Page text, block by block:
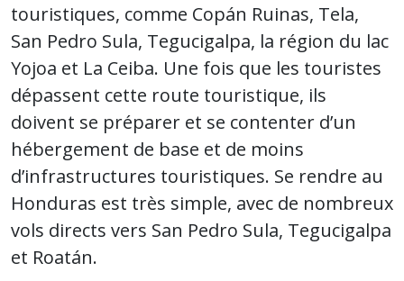
touristiques, comme Copán Ruinas, Tela,
San Pedro Sula, Tegucigalpa, la région du lac
Yojoa et La Ceiba. Une fois que les touristes
dépassent cette route touristique, ils
doivent se préparer et se contenter d’un
hébergement de base et de moins
d’infrastructures touristiques. Se rendre au
Honduras est très simple, avec de nombreux
vols directs vers San Pedro Sula, Tegucigalpa
et Roatán.